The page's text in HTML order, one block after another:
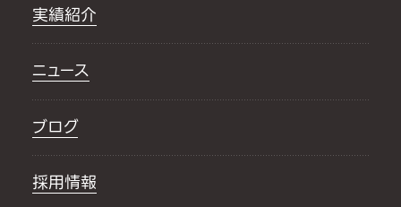
実績紹介
ニュース
ブログ
採用情報